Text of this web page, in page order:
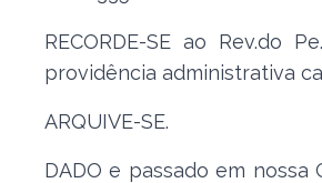
RECORDE-SE ao Rev.do
providência administrativa
ARQUIVE-SE.
DADO e passado em